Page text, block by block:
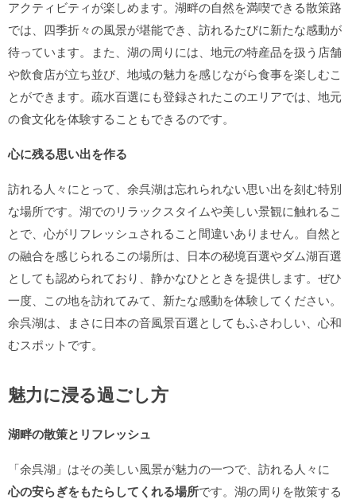
アクティビティが楽しめます。湖畔の自然を満喫できる散策路
では、四季折々の風景が堪能でき、訪れるたびに新たな感動が
待っています。また、湖の周りには、地元の特産品を扱う店舗
や飲食店が立ち並び、地域の魅力を感じながら食事を楽しむこ
とができます。疏水百選にも登録されたこのエリアでは、地元
の食文化を体験することもできるのです。
心に残る思い出を作る
訪れる人々にとって、余呉湖は忘れられない思い出を刻む特別
な場所です。湖でのリラックスタイムや美しい景観に触れるこ
とで、心がリフレッシュされること間違いありません。自然と
の融合を感じられるこの場所は、日本の秘境百選やダム湖百選
としても認められており、静かなひとときを提供します。ぜひ
一度、この地を訪れてみて、新たな感動を体験してください。
余呉湖は、まさに日本の音風景百選としてもふさわしい、心和
むスポットです。
魅力に浸る過ごし方
湖畔の散策とリフレッシュ
「余呉湖」はその美しい風景が魅力の一つで、訪れる人々に
心の安らぎをもたらしてくれる場所です。湖の周りを散策する